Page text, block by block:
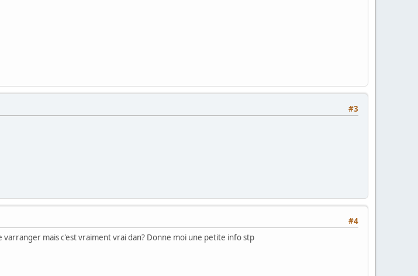
#3
#4
varranger mais c'est vraiment vrai dan? Donne moi une petite info stp